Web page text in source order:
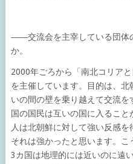
――交流会を主宰している団体
か。
2000年ごろから「南北コリア
を主催しています。目的は、
いの間の壁を乗り越えて交流
国の国民は互いの国に入るこ
人は北朝鮮に対して強い反感
それは強かったと思います。こ
3カ国は地理的には近いのに遠